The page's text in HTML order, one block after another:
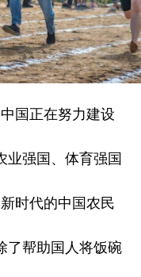
中国正在努力建设
业强国、体育强国
新时代的中国农民
了帮助国人将饭碗